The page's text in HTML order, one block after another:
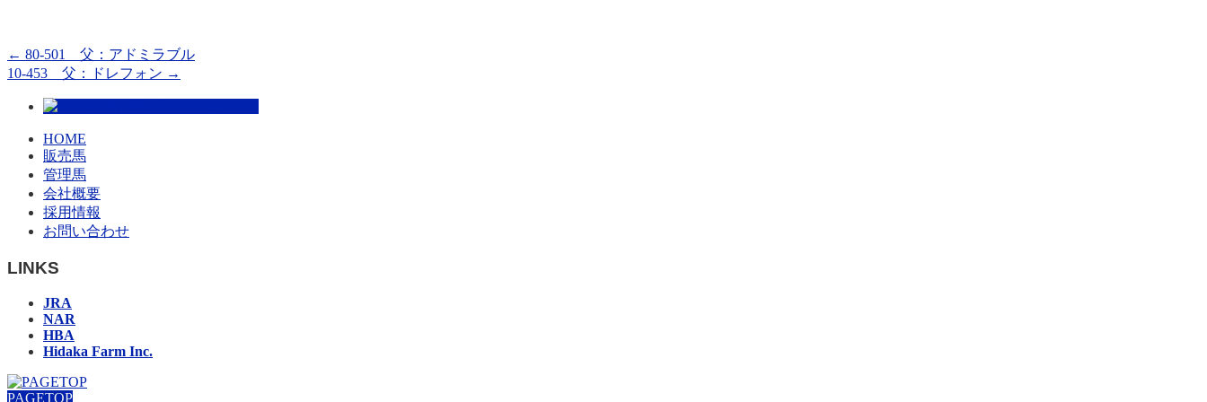
← 80-501 父：アドミラブル
10-453 父：ドレフォン →
HOME
販売馬
管理馬
会社概要
採用情報
お問い合わせ
LINKS
JRA
NAR
HBA
Hidaka Farm Inc.
PAGETOP